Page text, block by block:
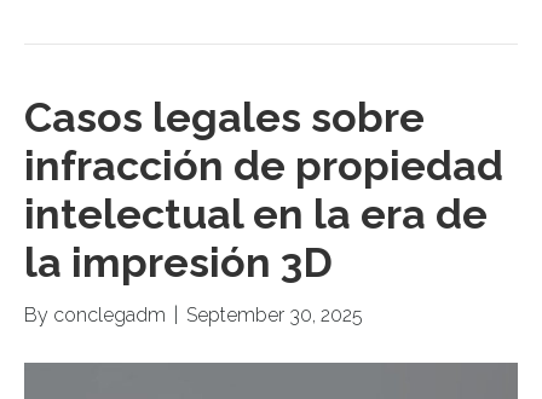
Casos legales sobre
infracción de propiedad
intelectual en la era de
la impresión 3D
By conclegadm September 30, 2025